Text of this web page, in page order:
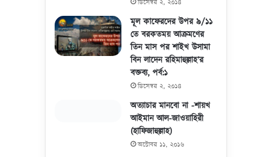
ডিসেম্বর ২, ২০১৪
মূল কাফেরদের উপর ৯/১১
তে বরকতময় আক্রমণের
তিন মাস পর শাইখ উসামা
বিন লাদেন রহিমাহুল্লাহ’র
বক্তব্য, পর্ব:১
ডিসেম্বর ২, ২০১৪
অত্যাচার মানবো না -শায়খ
আইমান আল-জাওয়াহিরী
(হাফিজাহুল্লাহ)
অক্টোবর ১১, ২০১৬